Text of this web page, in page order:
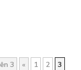
3 « 1 2 3